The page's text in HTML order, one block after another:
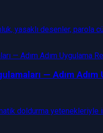
yasaklı desenler,
— Adım Adım
doldurma yetenekleriyle